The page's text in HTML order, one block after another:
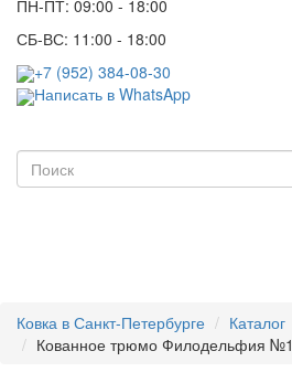
ПН-ПТ: 09:00 - 18:00
СБ-ВС: 11:00 - 18:00
+7 (952) 384-08-30
Написать в WhatsApp
Ковка в Санкт-Петербурге Каталог
Кованное трюмо Филодельфия №1